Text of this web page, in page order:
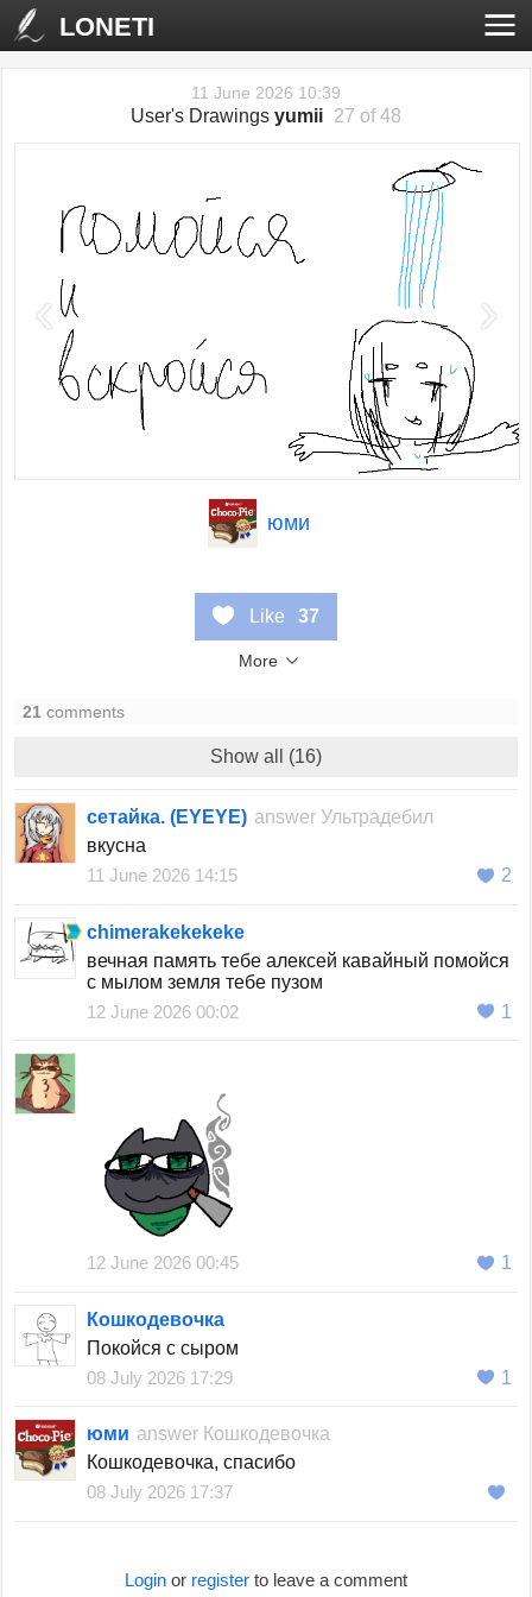
LONETI
11 June 2026 10:39
User's Drawings yumii 27 of 48
‹ ›
юми
Like 37
More
21 comments
Show all (16)
сетайка. (EYEYE) answer Ультрадебил
вкусна
11 June 2026 14:15
2
chimerakekekeke
вечная память тебе алексей кавайный помойся
с мылом земля тебе пузом
12 June 2026 00:02
1
12 June 2026 00:45 1
Кошкодевочка
Покойся с сыром
08 July 2026 17:29
1
юми answer Кошкодевочка
Кошкодевочка, спасибо
08 July 2026 17:37
Loginor registerto leave a comment